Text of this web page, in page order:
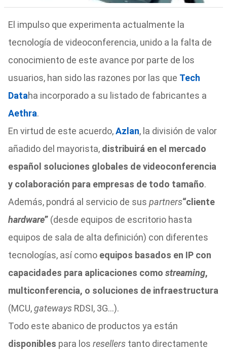
El impulso que experimenta actualmente la
tecnología de videoconferencia, unido a la falta de
conocimiento de este avance por parte de los
usuarios, han sido las razones por las que Tech
Dataha incorporado a su listado de fabricantes a
Aethra.
En virtud de este acuerdo,Azlan, la división de valor
añadido del mayorista, distribuirá en el mercado
español soluciones globales de videoconferencia
y colaboración para empresas de todo tamaño.
Además, pondrá al servicio de sus partners“cliente
hardware”(desde equipos de escritorio hasta
equipos de sala de alta definición) con diferentes
tecnologías, así como equipos basados en IP con
capacidades para aplicaciones como streaming,
multiconferencia, o soluciones de infraestructura
(MCU,gateways RDSI, 3G…).
Todo este abanico de productos ya están
disponibles para los resellerstanto directamente